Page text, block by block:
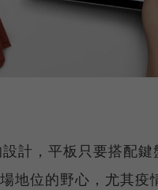
計，平板只要搭配
地位的野心，尤其疫